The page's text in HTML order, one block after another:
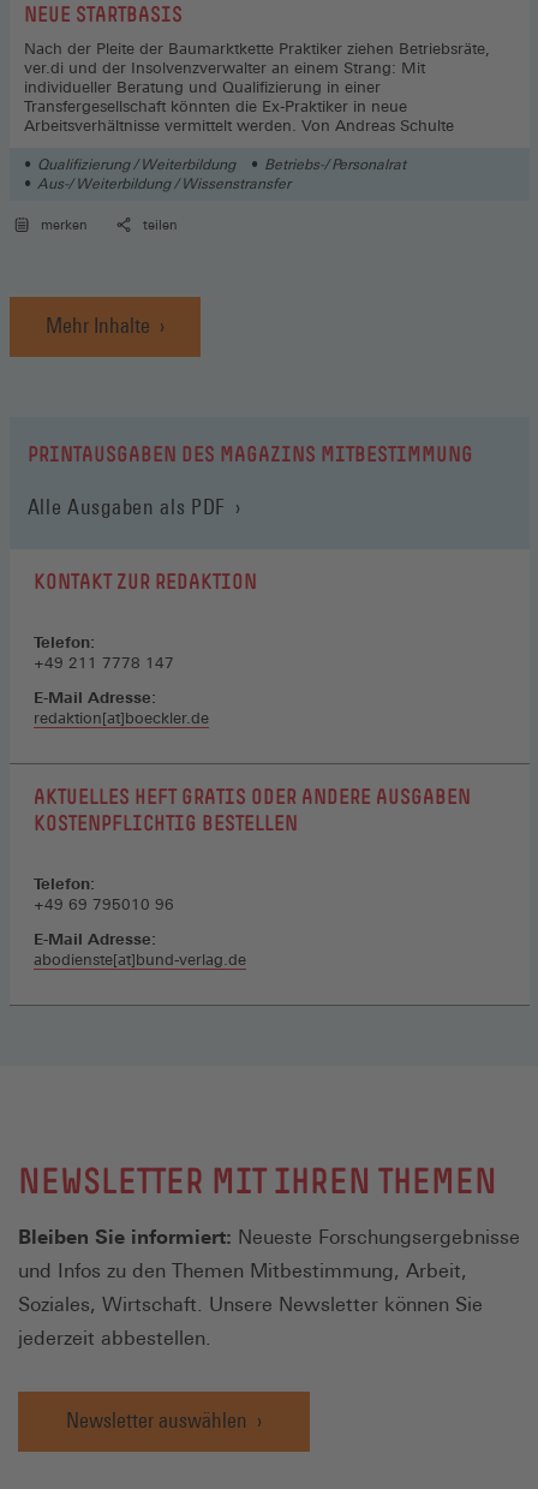
:NEUE STARTBASIS
Nach der Pleite der Baumarktkette Praktiker ziehen Betriebsräte,
ver.di und der Insolvenzverwalter an einem Strang: Mit
individueller Beratung und Qualifizierung in einer
Transfergesellschaft könnten die Ex-Praktiker in neue
Arbeitsverhältnisse vermittelt werden. Von Andreas Schulte
Qualifizierung / Weiterbildung
Betriebs-/ Personalrat
Aus-/ Weiterbildung / Wissenstransfer
merken teilen
Mehr Inhalte
PRINTAUSGABEN DES MAGAZINS MITBESTIMMUNG
Alle Ausgaben als PDF
KONTAKT ZUR REDAKTION
Telefon:
+49 211 7778 147
E-Mail Adresse:
redaktion[at]boeckler.de
AKTUELLES HEFT GRATIS ODER ANDERE AUSGABEN
KOSTENPFLICHTIG BESTELLEN
Telefon:
+49 69 795010 96
E-Mail Adresse:
abodienste[at]bund-verlag.de
NEWSLETTER MIT IHREN THEMEN
Bleiben Sie informiert: Neueste Forschungsergebnisse
und Infos zu den Themen Mitbestimmung, Arbeit,
Soziales, Wirtschaft. Unsere Newsletter können Sie
jederzeit abbestellen.
Newsletter auswählen